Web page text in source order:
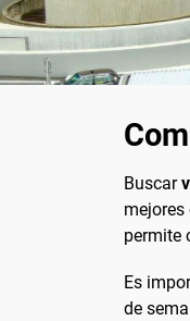
Buscar
permite
Es
de